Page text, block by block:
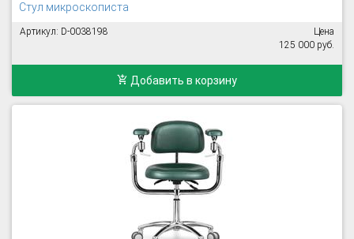
Стул микроскописта
Артикул: D-0038198
Цена
125 000 руб.
Добавить в корзину